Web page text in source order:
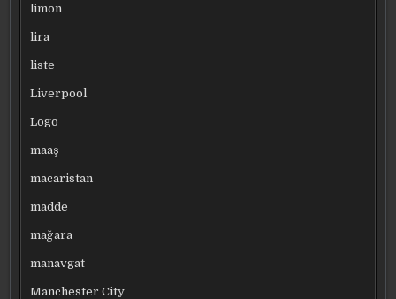
limon
lira
liste
Liverpool
Logo
maaş
macaristan
madde
mağara
manavgat
Manchester City